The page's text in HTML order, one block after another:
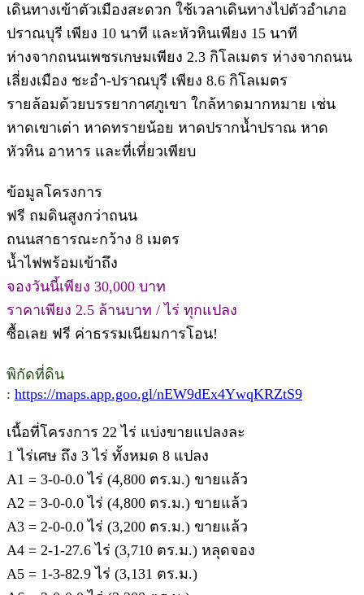
เดินทางเข้าตัวเมืองสะดวก ใช้เวลาเดินทางไปตัวอำเภอ
ปราณบุรี เพียง 10 นาที และหัวหินเพียง 15 นาที
ห่างจากถนนเพชรเกษมเพียง 2.3 กิโลเมตร ห่างจากถนน
เลี่ยงเมือง ชะอำ-ปราณบุรี เพียง 8.6 กิโลเมตร
รายล้อมด้วยบรรยากาศภูเขา ใกล้หาดมากหมาย เช่น
หาดเขาเต่า หาดทรายน้อย หาดปรากน้ำปราณ หาด
หัวหิน อาหาร และที่เที่ยวเพียบ
ข้อมูลโครงการ
ฟรี ถมดินสูงกว่าถนน
ถนนสาธารณะกว้าง 8 เมตร
น้ำไฟพร้อมเข้าถึง
จองวันนี้เพียง 30,000 บาท
ราคาเพียง 2.5 ล้านบาท / ไร่ ทุกแปลง
ซื้อเลย ฟรี ค่าธรรมเนียมการโอน!
พิกัดที่ดิน
: https://maps.app.goo.gl/nEW9dEx4YwqKRZtS9
เนื้อที่โครงการ 22 ไร่ แบ่งขายแปลงละ
1 ไร่เศษ ถึง 3 ไร่ ทั้งหมด 8 แปลง
A1 = 3-0-0.0 ไร่ (4,800 ตร.ม.) ขายแล้ว
A2 = 3-0-0.0 ไร่ (4,800 ตร.ม.) ขายแล้ว
A3 = 2-0-0.0 ไร่ (3,200 ตร.ม.) ขายแล้ว
A4 = 2-1-27.6 ไร่ (3,710 ตร.ม.) หลุดจอง
A5 = 1-3-82.9 ไร่ (3,131 ตร.ม.)